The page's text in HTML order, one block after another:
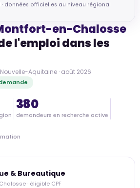
· données officielles au niveau régional
en-Chalosse
l'emploi dans les
Aquitaine · août 2026
380
demandeurs en recherche active
& Bureautique
· éligible CPF